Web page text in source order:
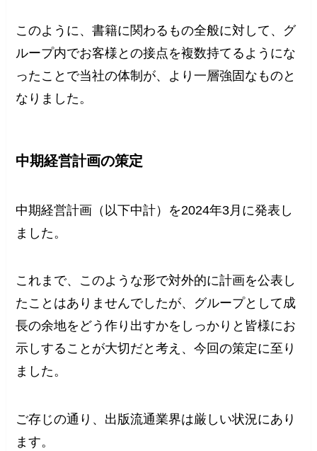
このように、書籍に関わるもの全般に対して、グ
ループ内でお客様との接点を複数持てるようにな
ったことで当社の体制が、より一層強固なものと
なりました。
中期経営計画の策定
中期経営計画（以下中計）を2024年3月に発表し
ました。
これまで、このような形で対外的に計画を公表し
たことはありませんでしたが、グループとして成
長の余地をどう作り出すかをしっかりと皆様にお
示しすることが大切だと考え、今回の策定に至り
ました。
ご存じの通り、出版流通業界は厳しい状況にあり
ます。